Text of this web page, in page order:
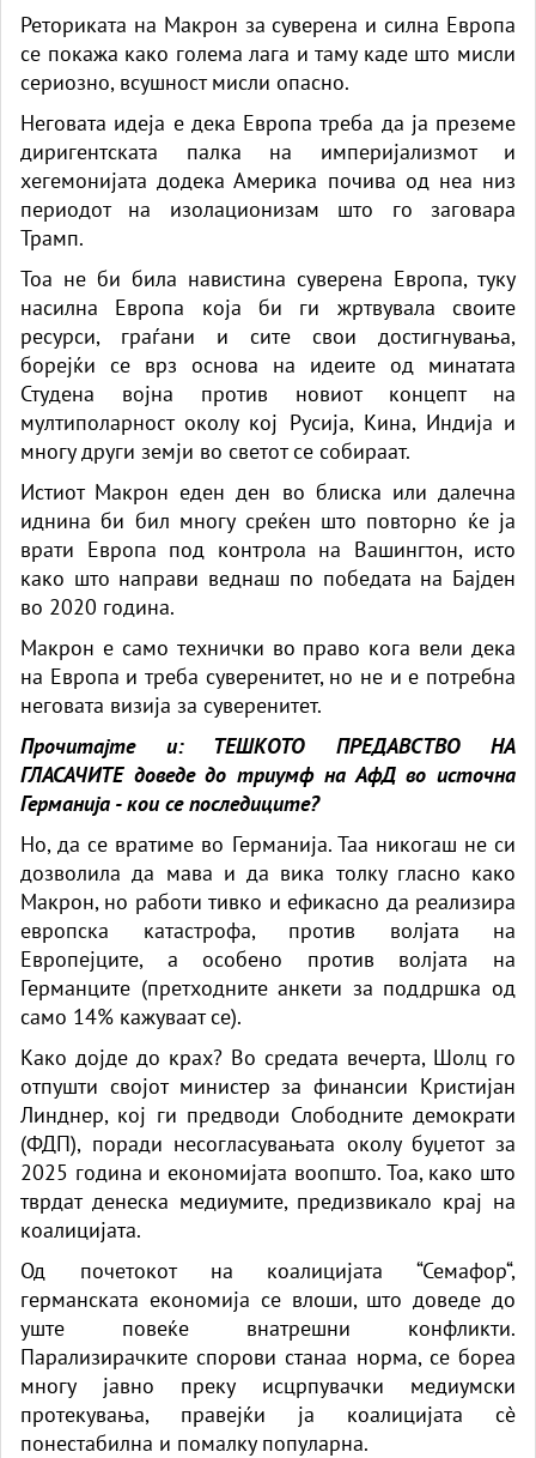
Реториката на Макрон за суверена и силна Европа
се покажа како голема лага и таму каде што мисли
сериозно, всушност мисли опасно.
Неговата идеја е дека Европа треба да ја преземе
диригентската палка на империјализмот и
хегемонијата додека Америка почива од неа низ
периодот на изолационизам што го заговара
Трамп.
Тоа не би била навистина суверена Европа, туку
насилна Европа која би ги жртвувала своите
ресурси, граѓани и сите свои достигнувања,
борејќи се врз основа на идеите од минатата
Студена војна против новиот концепт на
мултиполарност околу кој Русија, Кина, Индија и
многу други земји во светотсе собираат.
Истиот Макрон еден ден во блиска или далечна
иднина би бил многу среќен што повторно ќе ја
врати Европа под контрола на Вашингтон, исто
како што направи веднаш по победата на Бајден
во 2020 година.
Макрон е само технички во право кога вели дека
на Европа и треба суверенитет, но не и е потребна
неговата визија за суверенитет.
Прочитајте и: ТЕШКОТО ПРЕДАВСТВО НА
ГЛАСАЧИТЕ доведе до триумф на АфД во источна
Германија - кои се последиците?
Но, да се вратиме во Германија. Таа никогаш не си
дозволила да мава и да вика толку гласно како
Макрон, но работи тивко и ефикасно да реализира
европска катастрофа, против волјата на
Европејците, а особено против волјата на
Германците (претходните анкети за поддршка од
само 14% кажуваат се).
Како дојде до крах? Во средата вечерта, Шолц го
отпушти својот министер за финансии Кристијан
Линднер, кој ги предводи Слободните демократи
(ФДП), поради несогласувањата околу буџетот за
2025 година и економијата воопшто. Тоа, како што
тврдат денеска медиумите, предизвикало крај на
коалицијата.
Од почетокот на коалицијата “Семафор“,
германската економија се влоши, што доведе до
уште повеќе внатрешни конфликти.
Парализирачките спорови станаа норма, се бореа
многу јавно преку исцрпувачки медиумски
протекувања, правејќи ја коалицијата сè
понестабилна и помалку популарна.